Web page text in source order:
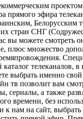
прямого эфира
Белорусским
стран СНГ
вы можете смотреть
плюс множество
телеканалов,
выбрать именно
тв позволит вам
сериалы, а также
времени, без
к нам на сайт,